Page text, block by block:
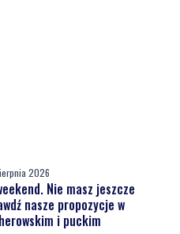
2026
Nie masz jeszcze
nasze propozycje w
i puckim